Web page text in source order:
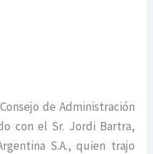
de Administración
con el Sr. Jordi Bartra,
S.A., quien trajo